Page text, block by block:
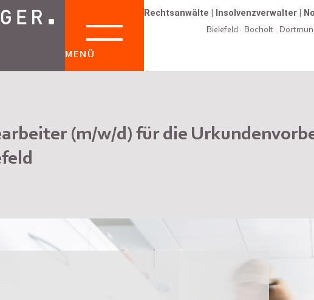
MENÜ
Rechtsanwälte | Insolvenzverwalter |
Bielefeld · Bocholt·
(m/w/d) für die